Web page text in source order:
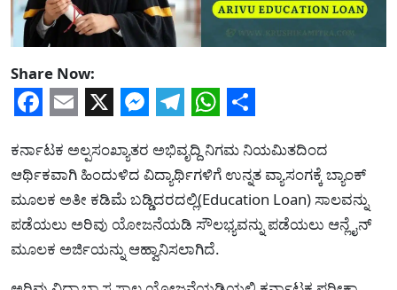
Share Now:
ಕರ್ನಾಟಕ ಅಲ್ಪಸಂಖ್ಯಾತರ ಅಭಿವೃದ್ದಿ ನಿಗಮ ನಿಯಮಿತದಿಂದ
ಆರ್ಥಿಕವಾಗಿ ಹಿಂದುಳಿದ ವಿದ್ಯಾರ್ಥಿಗಳಿಗೆ ಉನ್ನತ ವ್ಯಾಸಂಗಕ್ಕೆ ಬ್ಯಾಂಕ್
ಮೂಲಕ ಅತೀ ಕಡಿಮೆ ಬಡ್ಡಿದರದಲ್ಲಿ(Education Loan) ಸಾಲವನ್ನು
ಪಡೆಯಲು ಅರಿವು ಯೋಜನೆಯಡಿ ಸೌಲಭ್ಯವನ್ನು ಪಡೆಯಲು ಆನ್ಲೈನ್
ಮೂಲಕ ಅರ್ಜಿಯನ್ನು ಆಹ್ವಾನಿಸಲಾಗಿದೆ.